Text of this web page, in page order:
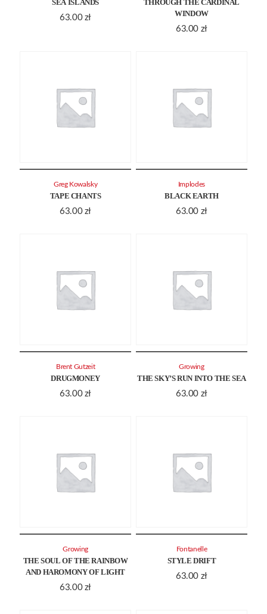
SEA ISLANDS
63.00 zł
THROUGH THE CARDINAL
WINDOW
63.00 zł
TAPE CHANTS
63.00 zł
Greg Kowalsky
BLACK EARTH
63.00 zł
Implodes
DRUGMONEY
63.00 zł
Brent Gutzeit
THE SKY’S RUN INTO THE SEA
63.00 zł
Growing
THE SOUL OF THE RAINBOW
AND HAROMONY OF LIGHT
63.00 zł
Growing
STYLE DRIFT
63.00 zł
Fontanelle